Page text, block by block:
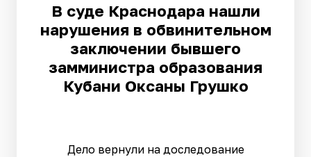
В суде Краснодара нашли
нарушения в обвинительном
заключении бывшего
замминистра образования
Кубани Оксаны Грушко
Дело вернули на доследование